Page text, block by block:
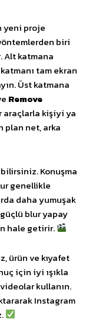
yeni proje
biri
Alt katmana
tam ekran
Üst katmana
Remove
araçlarla kişiyi ya
plan net, arka
Konuşma
genellikle
daha yumuşak
blur yapay
hale getirir.
ürün ve kıyafet
için iyi ışıkla
kullanın.
Instagram